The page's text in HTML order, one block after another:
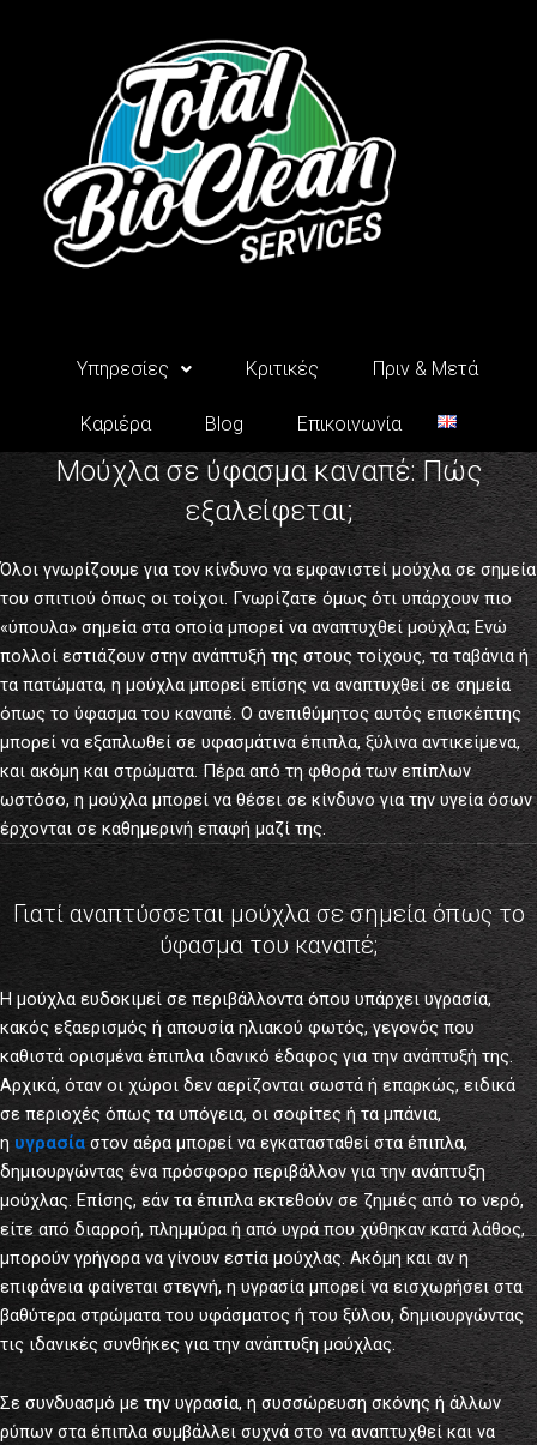
Υπηρεσίες Κριτικές Πριν & Μετά
Καριέρα Blog Επικοινωνία
Μούχλα σε ύφασμα καναπέ: Πώς
εξαλείφεται;
Όλοι γνωρίζουμε για τον κίνδυνο να εμφανιστεί μούχλα σε σημεία
του σπιτιού όπως οι τοίχοι. Γνωρίζατε όμως ότι υπάρχουν πιο
«ύπουλα» σημεία στα οποία μπορεί να αναπτυχθεί μούχλα; Ενώ
πολλοί εστιάζουν στην ανάπτυξή της στους τοίχους, τα ταβάνια ή
τα πατώματα, η μούχλα μπορεί επίσης να αναπτυχθεί σε σημεία
όπως το ύφασμα του καναπέ. Ο ανεπιθύμητος αυτός επισκέπτης
μπορεί να εξαπλωθεί σε υφασμάτινα έπιπλα, ξύλινα αντικείμενα,
και ακόμη και στρώματα. Πέρα από τη φθορά των επίπλων
ωστόσο, η μούχλα μπορεί να θέσει σε κίνδυνο για την υγεία όσων
έρχονται σε καθημερινή επαφή μαζί της.
Γιατί αναπτύσσεται μούχλα σε σημεία όπως το
ύφασμα του καναπέ;
Η μούχλα ευδοκιμεί σε περιβάλλοντα όπου υπάρχει υγρασία,
κακός εξαερισμός ή απουσία ηλιακού φωτός, γεγονός που
καθιστά ορισμένα έπιπλα ιδανικό έδαφος για την ανάπτυξή της.
Αρχικά, όταν οι χώροι δεν αερίζονται σωστά ή επαρκώς, ειδικά
σε περιοχές όπως τα υπόγεια, οι σοφίτες ή τα μπάνια,
η υγρασία στον αέρα μπορεί να εγκατασταθεί στα έπιπλα,
δημιουργώντας ένα πρόσφορο περιβάλλον για την ανάπτυξη
μούχλας. Επίσης, εάν τα έπιπλα εκτεθούν σε ζημιές από το νερό,
είτε από διαρροή, πλημμύρα ή από υγρά που χύθηκαν κατά λάθος,
μπορούν γρήγορα να γίνουν εστία μούχλας. Ακόμη και αν η
επιφάνεια φαίνεται στεγνή, η υγρασία μπορεί να εισχωρήσει στα
βαθύτερα στρώματα του υφάσματος ή του ξύλου, δημιουργώντας
τις ιδανικές συνθήκες για την ανάπτυξη μούχλας.
Σε συνδυασμό με την υγρασία, η συσσώρευση σκόνης ή άλλων
ρύπων στα έπιπλα συμβάλλει συχνά στο να αναπτυχθεί και να